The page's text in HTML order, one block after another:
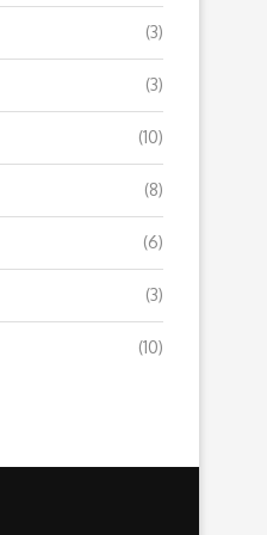
(3)
(3)
(10)
(8)
(6)
(3)
(10)